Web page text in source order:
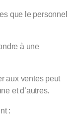
que le personnel
à une
aux ventes peut
et d’autres.
: